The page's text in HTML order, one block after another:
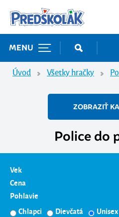
MENU
Úvod Všetky hračky
ZOBRAZIŤ
Police do
Vek
Cena
Pohlavie
Chlapci
Dievčatá Unisex